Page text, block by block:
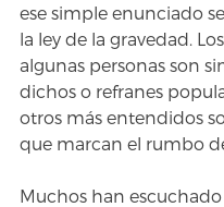
ese simple enunciado
la ley de la gravedad.
algunas personas son
dichos o refranes
otros más entendidos
que marcan el rumbo
Muchos han